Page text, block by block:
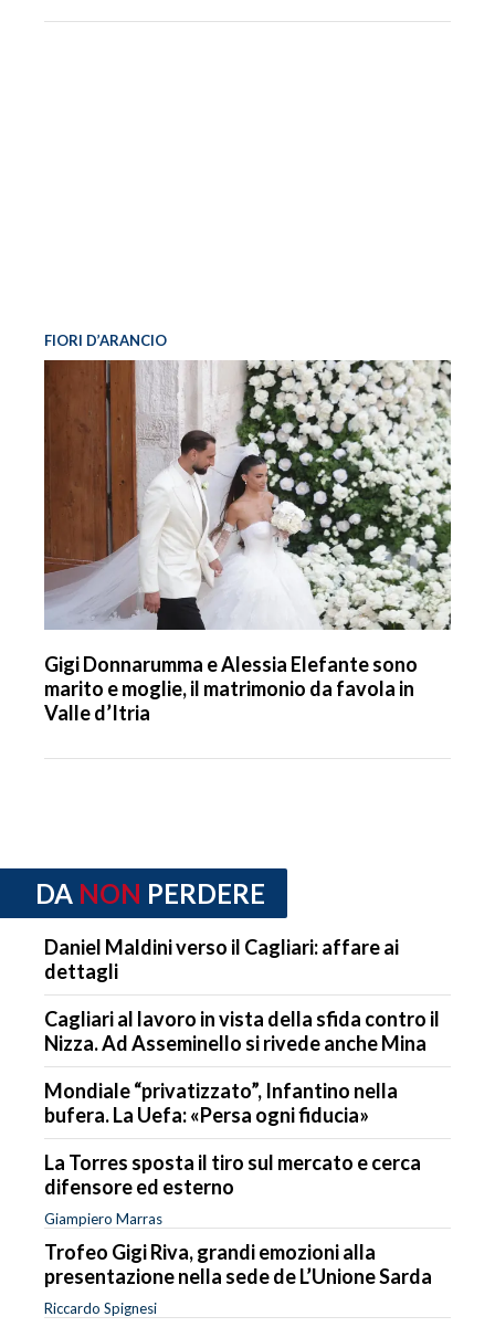
FIORI D’ARANCIO
Gigi Donnarumma e Alessia Elefante sono
marito e moglie, il matrimonio da favola in
Valle d’Itria
DA NON PERDERE
Daniel Maldini verso il Cagliari: affare ai
dettagli
Cagliari al lavoro in vista della sfida contro il
Nizza. Ad Asseminello si rivede anche Mina
Mondiale “privatizzato”, Infantino nella
bufera. La Uefa: «Persa ogni fiducia»
La Torres sposta il tiro sul mercato e cerca
difensore ed esterno
Giampiero Marras
Trofeo Gigi Riva, grandi emozioni alla
presentazione nella sede de L’Unione Sarda
Riccardo Spignesi